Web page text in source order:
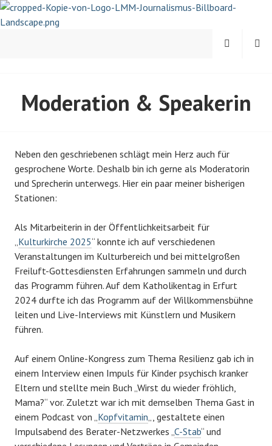
Springe
zum
JOURNALISTIN UND
MENÜ
SUCHEN
Moderation & Speakerin
Neben den geschriebenen schlägt mein Herz auch für
gesprochene Worte. Deshalb bin ich gerne als Moderatorin
und Sprecherin unterwegs. Hier ein paar meiner bisherigen
Stationen:
Als Mitarbeiterin in der Öffentlichkeitsarbeit für
„Kulturkirche 2025“ konnte ich auf verschiedenen
Veranstaltungen im Kulturbereich und bei mittelgroßen
Freiluft-Gottesdiensten Erfahrungen sammeln und durch
das Programm führen. Auf dem Katholikentag in Erfurt
2024 durfte ich das Programm auf der Willkommensbühne
leiten und Live-Interviews mit Künstlern und Musikern
führen.
Auf einem Online-Kongress zum Thema Resilienz gab ich in
einem Interview einen Impuls für Kinder psychisch kranker
Eltern und stellte mein Buch „Wirst du wieder fröhlich,
Mama?“ vor. Zuletzt war ich mit demselben Thema Gast in
einem Podcast von „Kopfvitamin„, gestaltete einen
Impulsabend des Berater-Netzwerkes „C-Stab“ und